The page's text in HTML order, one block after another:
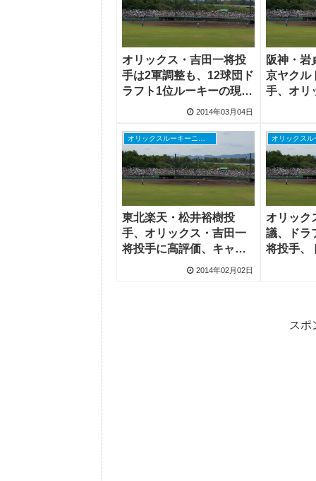
オリックス・吉田一将投
手は2軍調整も、12球団ド
ラフト1位ルーキーの現在
2014年03月04日
阪神・岩
京ヤクル
手、オリ
オリックスルーキーニュース
東北楽天・松井裕樹投
手、オリックス・吉田一
将投手に高評価、キャン
2014年02月02日
オリック
議、ドラ
将投手、
スポ